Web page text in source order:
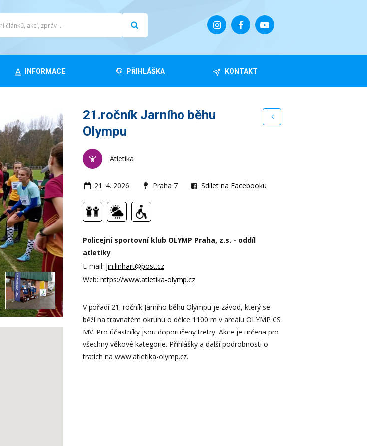
INFORMACE PŘIHLÁŠKA KONTAKT
21.ročník Jarního běhu
Olympu
Atletika
21. 4. 2026 Praha 7 Sdílet na Facebooku
Policejní sportovní klub OLYMP Praha, z.s. - oddíl
atletiky
E-mail: jin.linhart@post.cz
Web: https://www.atletika-olymp.cz
V pořadí 21. ročník Jarního běhu Olympu je závod, který se
běží na travnatém okruhu o délce 1100 m v areálu OLYMP CS
MV. Pro účastníky jsou doporučeny tretry. Akce je určena pro
všechny věkové kategorie. Přihlášky a další podrobnosti o
tratích na www.atletika-olymp.cz.